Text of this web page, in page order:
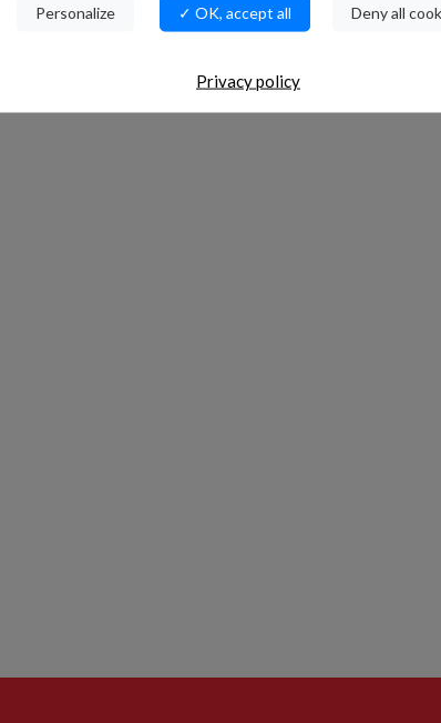
Personalize ✓ OK, accept all Deny all
Privacy policy